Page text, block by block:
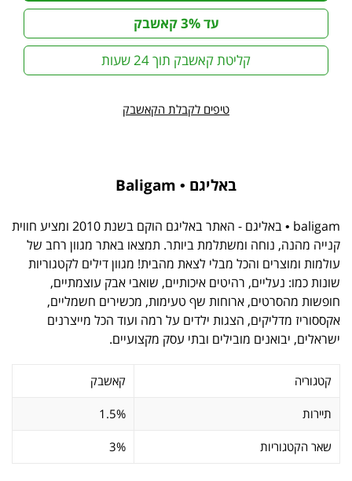
עד 3% קאשבק
קליטת קאשבק תוך 24 שעות
טיפים לקבלת הקאשבק
באליגם • Baligam
baligam • באליגם - האתר באליגם הוקם בשנת 2010 ומציע חווית
קנייה מהנה, נוחה ומשתלמת ביותר. תמצאו באתר מגוון רחב של
עולמות ומוצרים והכל מבלי לצאת מהבית! מגוון דילים לקטגוריות
שונות כמו: נעליים, רהיטים איכותיים, שואבי אבק עוצמתיים,
חופשות מהסרטים, ארוחות שף טעימות, מכשירים חשמליים,
אקססוריז מדליקים, הצגות ילדים על רמה ועוד הכל מייצרנים
ישראלים, יבואנים מובילים ובתי עסק מקצועיים.
קטגוריה קאשבק
תיירות 1.5%
שאר הקטגוריות 3%